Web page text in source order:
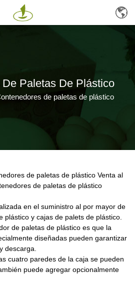
Paletas De Plástico
de paletas de plástico
de paletas de plástico Venta al
de paletas de plástico
en el suministro al por mayor de
plástico y cajas de palets de plástico.
de paletas de plástico es que la
diseñadas pueden garantizar
descarga.
cuatro paredes de la caja se pueden
puede agregar opcionalmente